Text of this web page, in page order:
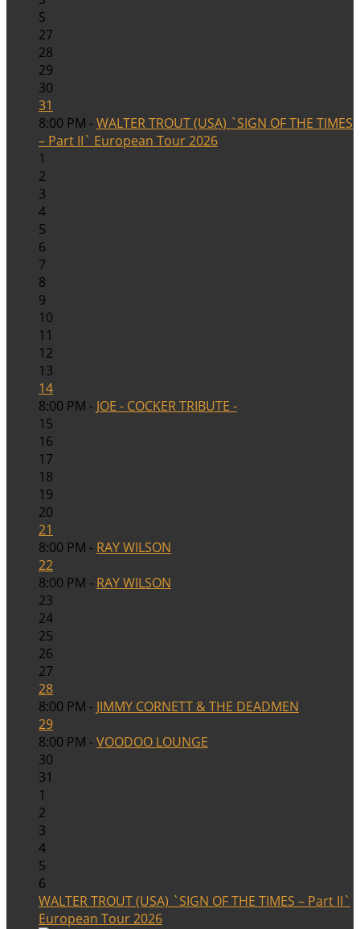
S
27
28
29
30
31
8:00 PM -WALTER TROUT (USA) `SIGN OF THE TIMES
– Part II` European Tour 2026
1
2
3
4
5
6
7
8
9
10
11
12
13
14
8:00 PM - JOE - COCKER TRIBUTE -
15
16
17
18
19
20
21
8:00 PM - RAY WILSON
22
8:00 PM - RAY WILSON
23
24
25
26
27
28
8:00 PM - JIMMY CORNETT & THE DEADMEN
29
8:00 PM -VOODOO LOUNGE
30
31
1
2
3
4
5
6
WALTER TROUT (USA) `SIGN OF THE TIMES – Part II`
European Tour 2026